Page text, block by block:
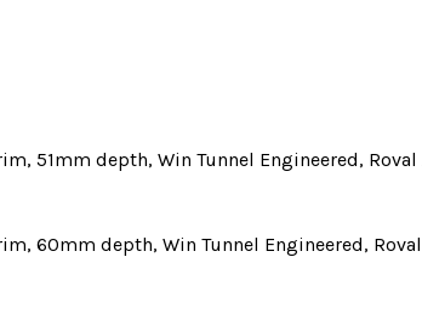
51mm depth, Win Tunnel Engineered,
60mm depth, Win Tunnel Engineered,